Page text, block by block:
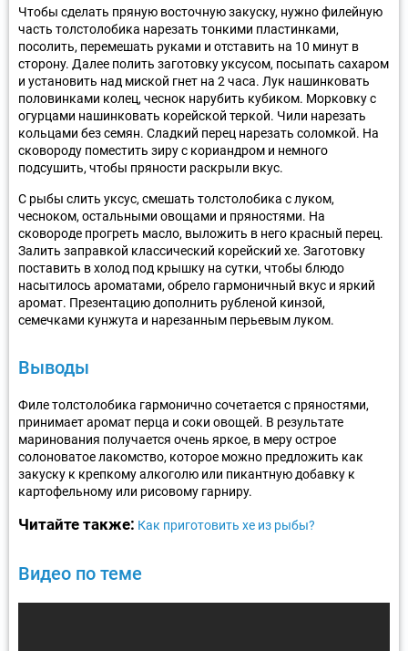
Чтобы сделать пряную восточную закуску, нужно филейную
часть толстолобика нарезать тонкими пластинками,
посолить, перемешать руками и отставить на 10 минут в
сторону. Далее полить заготовку уксусом, посыпать сахаром
и установить над миской гнет на 2 часа. Лук нашинковать
половинками колец, чеснок нарубить кубиком. Морковку с
огурцами нашинковать корейской теркой. Чили нарезать
кольцами без семян. Сладкий перец нарезать соломкой. На
сковороду поместить зиру с кориандром и немного
подсушить, чтобы пряности раскрыли вкус.
С рыбы слить уксус, смешать толстолобика с луком,
чесноком, остальными овощами и пряностями. На
сковороде прогреть масло, выложить в него красный перец.
Залить заправкой классический корейский хе. Заготовку
поставить в холод под крышку на сутки, чтобы блюдо
насытилось ароматами, обрело гармоничный вкус и яркий
аромат. Презентацию дополнить рубленой кинзой,
семечками кунжута и нарезанным перьевым луком.
Выводы
Филе толстолобика гармонично сочетается с пряностями,
принимает аромат перца и соки овощей. В результате
маринования получается очень яркое, в меру острое
солоноватое лакомство, которое можно предложить как
закуску к крепкому алкоголю или пикантную добавку к
картофельному или рисовому гарниру.
Читайте также: Как приготовить хе из рыбы?
Видео по теме